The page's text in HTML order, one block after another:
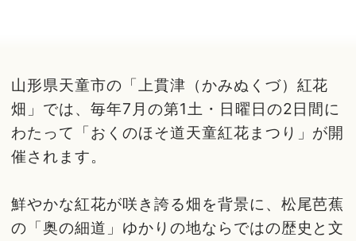
山形県天童市の「上貫津（かみぬくづ）紅花
畑」では、毎年7月の第1土・日曜日の2日間に
わたって「おくのほそ道天童紅花まつり」が開
催されます。
鮮やかな紅花が咲き誇る畑を背景に、松尾芭蕉
の「奥の細道」ゆかりの地ならではの歴史と文